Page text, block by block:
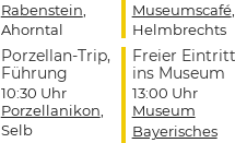
Rabenstein,
Ahorntal
Porzellan-Trip,
Führung
10:30 Uhr
Porzellanikon,
Selb
Museumscafé,
Helmbrechts
Freier Eintritt
ins Museum
13:00 Uhr
Museum
Bayerisches